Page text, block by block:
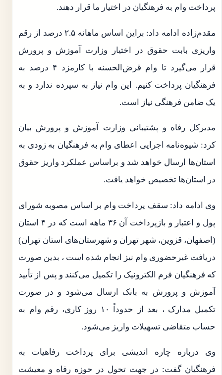
پرداخت وام به فرهنگیان در اختیار ما قرار دهند.
مقدم‌زاده ادامه داد: براین اساس ماهانه ۲.۵ درصد از رقم
واریزی بابت حقوق در اختیار وزارت آموزش و پرورش
قرار می‌گیرد تا وام قرض‌الحسنه با کارمزد ۴ درصد به
فرهنگیان پرداخت کنیم. این وام نیاز به سپرده ندارد و به
یک ضامن فرهنگی نیاز است.
مدیرکل رفاه و پشتیبانی وزارت آموزش و پرورش بیان
کرد: شیوه‌نامه اجرایی اعطای وام به فرهنگیان به زودی به
استان‌ها ارسال خواهد شد و براساس عملکرد واریز حقوق
در استان‌ها تخصیص خواهد یافت.
وی ادامه داد: سقف پرداخت وام بر اساس مصوبه شورای
پول و اعتبار و بازپرداخت آن ۳۶ ماهه است که در ۴ استان
(اصفهان، قزوین، شهر تهران و شهرستان‌های استان تهران)
دریافت غیرحضوری وام نیز انجام شده است ، بدین صورت
که فرهنگیان فرم الکترونیک را تکمیل می‌کنند و پس از تأیید
آموزش و پرورش به بانک ارسال می‌شود و در صورت
تکمیل مدارک ، بعد از حدوداً ۱۰ روز کاری، رقم وام به
حساب متقاضی تسهیلات واریز می‌شود.
وی درباره چاره اندیشی برای پرداخت رفاهیات به
فرهنگیان گفت: در جهت تحول در حوزه رفاه و معیشت